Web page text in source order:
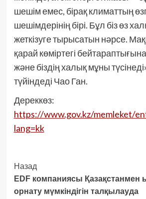
шешім емес, бірақ климаттың
шешімдерінің бірі. Бұл біз өз
жеткізуге тырысатын нәрсе.
қарай көміртегі
және біздің халық мұны
түйіндеді Чао Ган.
Дереккөз:
https://www.gov.kz/memleket/
lang=kk
Post
Navigation
Назад
EDF компаниясы Қазақстанмен
орнату мүмкіндігін талқылауда